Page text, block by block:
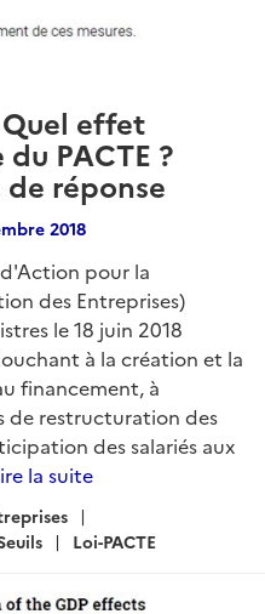
Quel effet
PACTE ?
réponse
2018
d'Action pour la
des Entreprises)
le 18 juin 2018
à la création et la
financement, à
de restructuration des
des salariés aux
la suite
Loi-PACTE